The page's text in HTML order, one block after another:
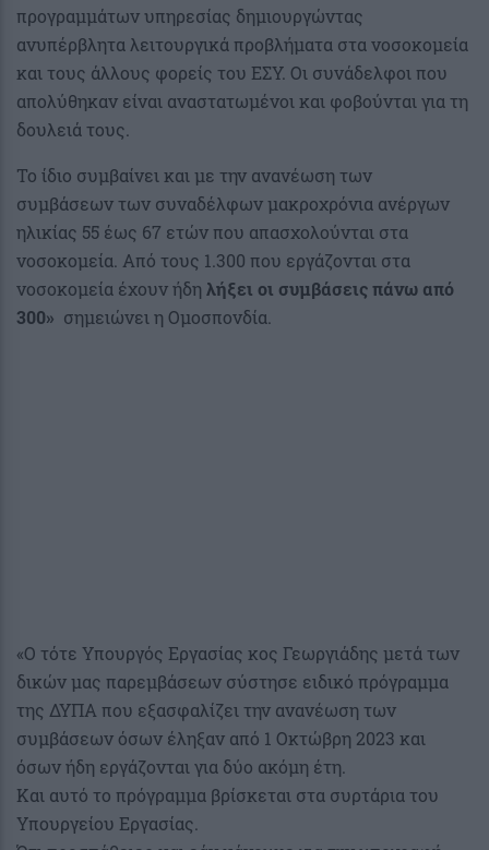
προγραμμάτων υπηρεσίας δημιουργώντας
ανυπέρβλητα λειτουργικά προβλήματα στα νοσοκομεία
και τους άλλους φορείς του ΕΣΥ. Οι συνάδελφοι που
απολύθηκαν είναι αναστατωμένοι και φοβούνται για τη
δουλειά τους.
Το ίδιο συμβαίνει και με την ανανέωση των
συμβάσεων των συναδέλφων μακροχρόνια ανέργων
ηλικίας 55 έως 67 ετών που απασχολούνται στα
νοσοκομεία. Από τους 1.300 που εργάζονται στα
νοσοκομεία έχουν ήδη λήξει οι συμβάσεις πάνω από
300» σημειώνει η Ομοσπονδία.
«Ο τότε Υπουργός Εργασίας κος Γεωργιάδης μετά των
δικών μας παρεμβάσεων σύστησε ειδικό πρόγραμμα
της ΔΥΠΑ που εξασφαλίζει την ανανέωση των
συμβάσεων όσων έληξαν από 1 Οκτώβρη 2023 και
όσων ήδη εργάζονται για δύο ακόμη έτη.
Και αυτό το πρόγραμμα βρίσκεται στα συρτάρια του
Υπουργείου Εργασίας.